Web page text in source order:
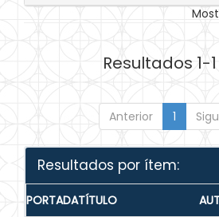
Resultados 1-1
Anterior 1
Resultados por ítem:
PORTADATÍTULO